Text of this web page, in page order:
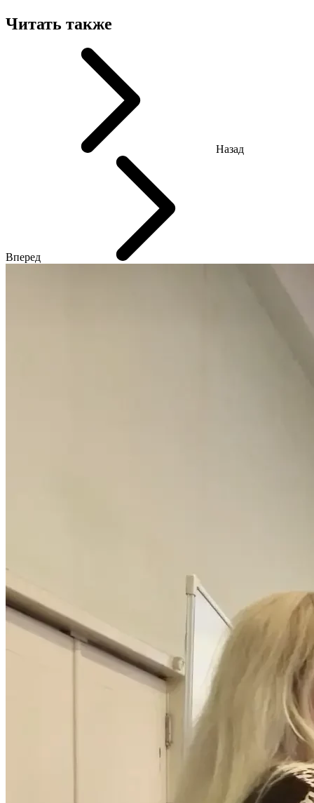
Читать также
Назад
Вперед